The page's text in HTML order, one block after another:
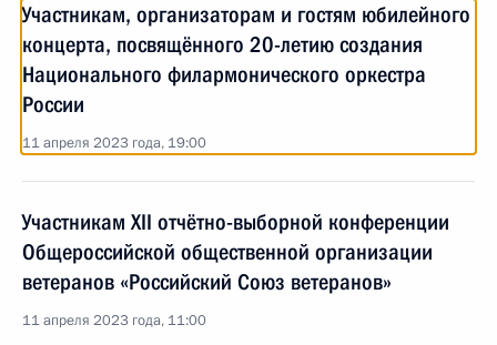
Участникам, организаторам и гостям юбилейного
концерта, посвящённого 20-летию создания
Национального филармонического оркестра
России
11 апреля 2023 года, 19:00
Участникам XII отчётно-выборной конференции
Общероссийской общественной организации
ветеранов «Российский Союз ветеранов»
11 апреля 2023 года, 11:00